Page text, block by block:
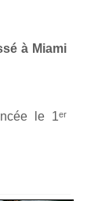
à Miami
le 1ᵉʳ